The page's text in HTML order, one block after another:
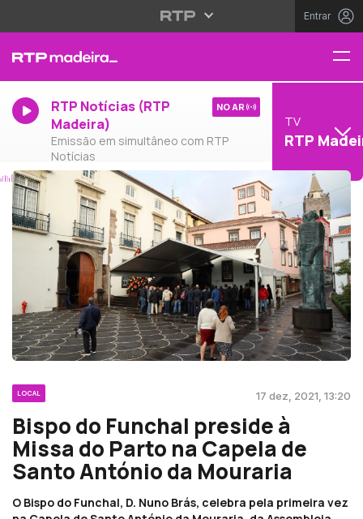
Entrar
RTP Notícias (RTP
Madeira)
Emissão em simultâneo com RTP
Notícias
NO AR
TV
RTP
LOCAL 17 dez, 2021, 13:20
Bispo do Funchal preside à
Missa do Parto na Capela de
Santo António da Mouraria
O Bispo do Funchal, D. Nuno Brás, celebra pela primeira vez